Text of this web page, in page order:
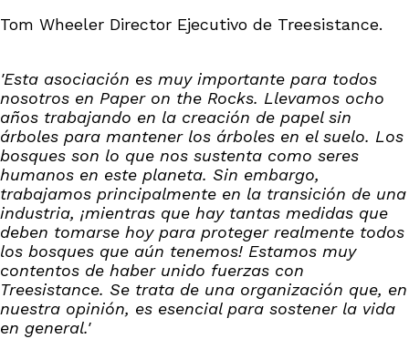
Tom Wheeler Director Ejecutivo de Treesistance.
'Esta asociación es muy importante para todos
nosotros en Paper on the Rocks. Llevamos ocho
años trabajando en la creación de papel sin
árboles para mantener los árboles en el suelo. Los
bosques son lo que nos sustenta como seres
humanos en este planeta. Sin embargo,
trabajamos principalmente en la transición de una
industria, ¡mientras que hay tantas medidas que
deben tomarse hoy para proteger realmente todos
los bosques que aún tenemos! Estamos muy
contentos de haber unido fuerzas con
Treesistance. Se trata de una organización que, en
nuestra opinión, es esencial para sostener la vida
en general.'